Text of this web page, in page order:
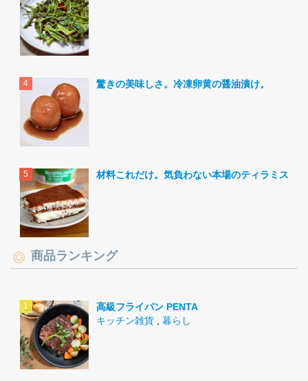
驚きの美味しさ。冷凍卵黄の醤油漬け。
材料これだけ。気負わない本場のティラミス。
商品ランキング
高級フライパン PENTA
キッチン雑貨 , 暮らし